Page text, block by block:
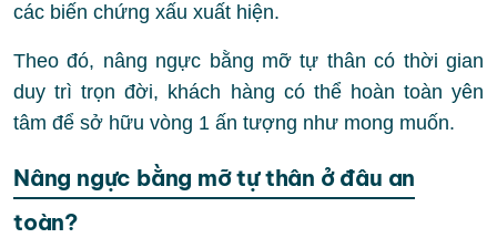
các biến chứng xấu xuất hiện.
Theo đó, nâng ngực bằng mỡ tự thân có thời gian
duy trì trọn đời, khách hàng có thể hoàn toàn yên
tâm để sở hữu vòng 1 ấn tượng như mong muốn.
Nâng ngực bằng mỡ tự thân ở đâu an
toàn?